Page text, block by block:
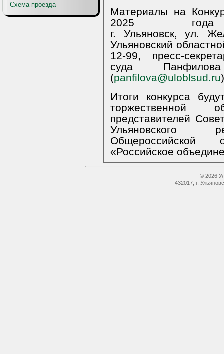
Схема проезда
Материалы на
2025 года по адресу:
г. Ульяновск, ул.
Ульяновский
12-99, пресс-секретарь Ульяновского
суда
(panfilova@uloblsud.ru
Итоги конкурса
торжественной
представителей
Ульяновского регионального отделения
Общероссийской
«Российское
© 2026
432017, г.